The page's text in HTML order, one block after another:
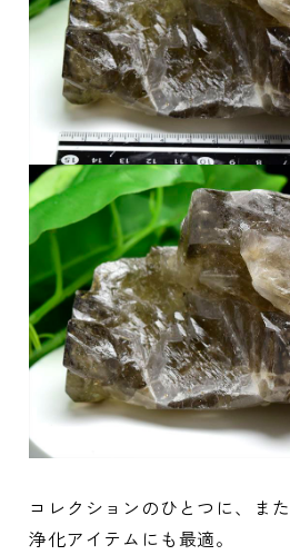
コレクションのひとつに、ま
浄化アイテムにも最適。